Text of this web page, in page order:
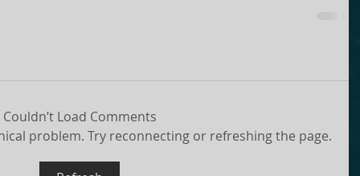
Couldn’t Load Comments
problem. Try reconnecting or refreshing the page.